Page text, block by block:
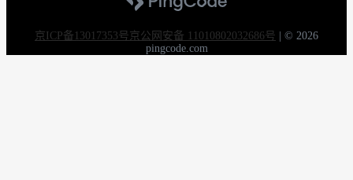
京ICP备13017353号京公网安备 11010802032686号
© 2026
pingcode.com